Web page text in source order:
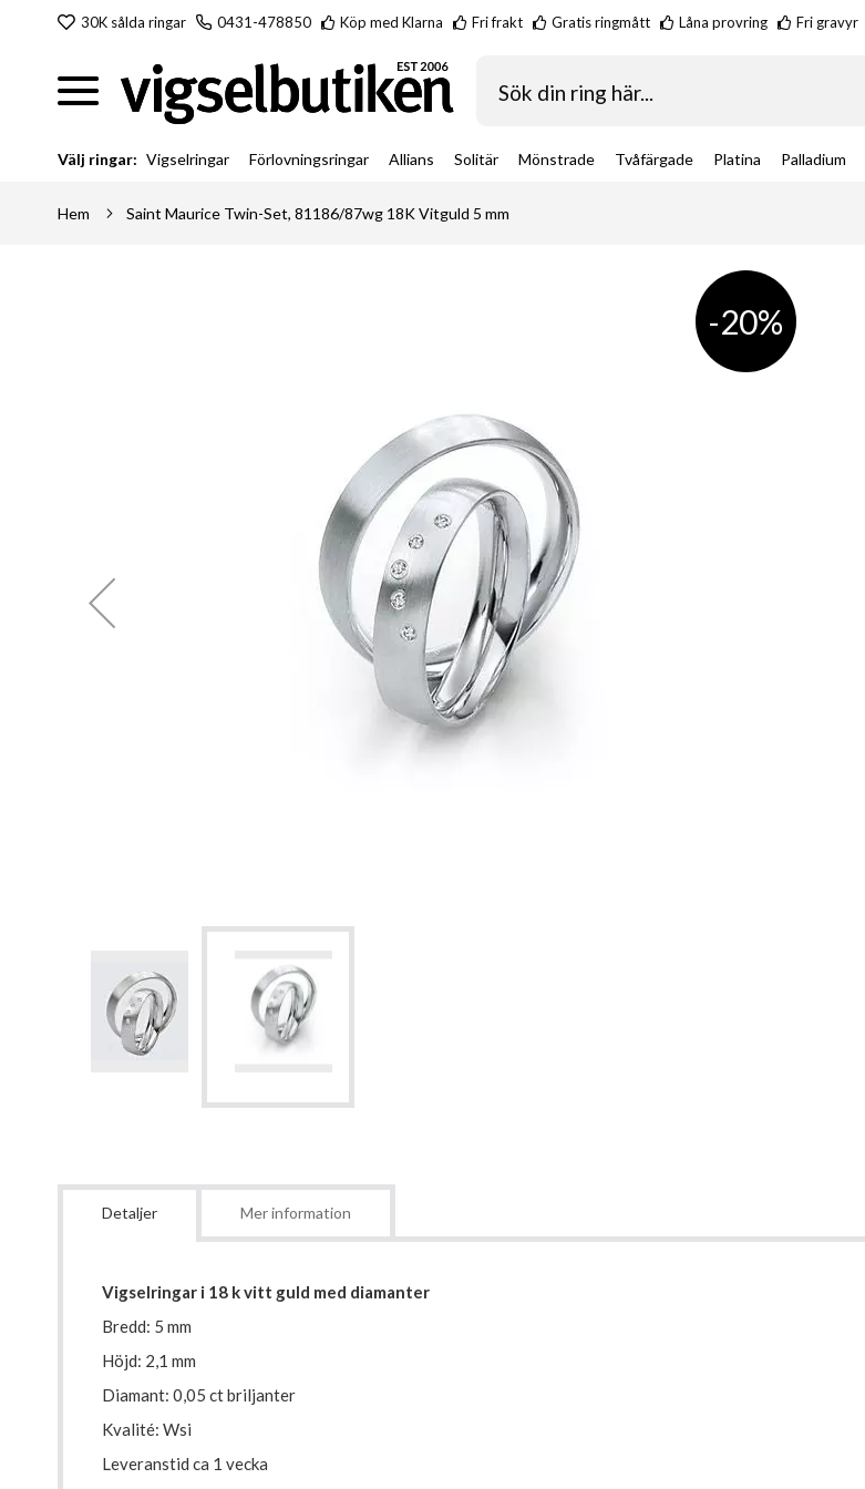
Hoppa30K sålda ringar 0431-478850 Köp med Klarna Fri frakt Gratis ringmått Låna provring Fri gravyr
Sök
Välj ringar: Vigselringar Förlovningsringar Allians Solitär Mönstrade Tvåfärgade Platina Palladium
Hem Saint Maurice Twin-Set, 81186/87wg 18K Vitguld 5 mm
-20%
Detaljer
Vigselringar i 18 k vitt guld med diamanter
Bredd: 5 mm
Höjd: 2,1 mm
Diamant: 0,05 ct briljanter
Kvalité: Wsi
Leveranstid ca 1 vecka
Mer information